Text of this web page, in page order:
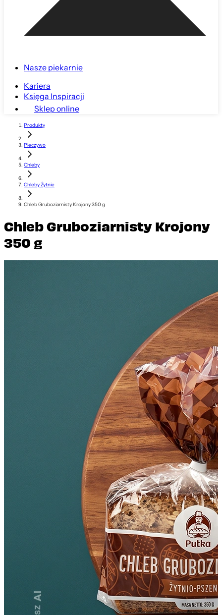
Nasze piekarnie
Kariera
Księga Inspiracji
Sklep online
Produkty
Pieczywo
Chleby
Chleby Żytnie
Chleb Gruboziarnisty Krojony 350 g
Chleb Gruboziarnisty Krojony
350 g